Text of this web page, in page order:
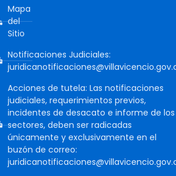
Mapa
del
Sitio
Notificaciones Judiciales:
Acciones de tutela: Las notificaciones
judiciales, requerimientos previos,
incidentes de desacato e informe de los
sectores, deben ser radicadas
únicamente y exclusivamente en el
buzón de correo: